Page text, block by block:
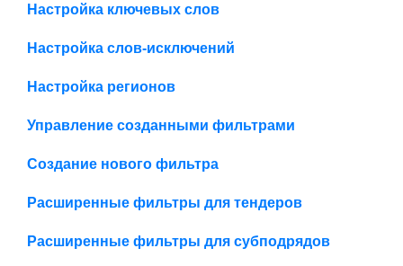
Настройка ключевых слов
Настройка слов-исключений
Настройка регионов
Управление созданными фильтрами
Создание нового фильтра
Расширенные фильтры для тендеров
Расширенные фильтры для субподрядов